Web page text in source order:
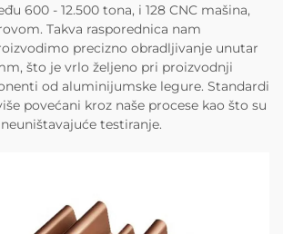
600 - 12.500 tona, i 128 CNC mašina,
Takva rasporednica nam
precizno obradljivanje unutar
što je vrlo željeno pri proizvodnji
od aluminijumske legure. Standardi
povećani kroz naše procese kao što su
testiranje.